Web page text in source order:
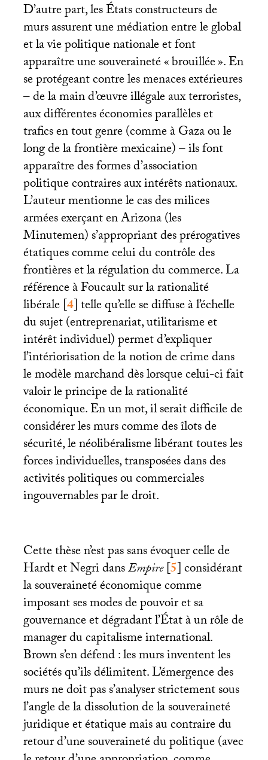
D’autre part, les États constructeurs de
murs assurent une médiation entre le global
et la vie politique nationale et font
apparaître une souveraineté «brouillée». En
se protégeant contre les menaces extérieures
– de la main d’œuvre illégale aux terroristes,
aux différentes économies parallèles et
trafics en tout genre (comme à Gaza ou le
long de la frontière mexicaine) – ils font
apparaître des formes d’association
politique contraires aux intérêts nationaux.
L’auteur mentionne le cas des milices
armées exerçant en Arizona (les
Minutemen) s’appropriant des prérogatives
étatiques comme celui du contrôle des
frontières et la régulation du commerce. La
référence à Foucault sur la rationalité
libérale[4]telle qu’elle se diffuse à l’échelle
du sujet (entreprenariat, utilitarisme et
intérêt individuel) permet d’expliquer
l’intériorisation de la notion de crime dans
le modèle marchand dès lorsque celui-ci fait
valoir le principe de la rationalité
économique. En un mot, il serait difficile de
considérer les murs comme des îlots de
sécurité, le néolibéralisme libérant toutes les
forces individuelles, transposées dans des
activités politiques ou commerciales
ingouvernables par le droit.
Cette thèse n’est pas sans évoquer celle de
Hardt et Negri dansEmpire[5]considérant
la souveraineté économique comme
imposant ses modes de pouvoir et sa
gouvernance et dégradant l’État à un rôle de
manager du capitalisme international.
Brown s’en défend : les murs inventent les
sociétés qu’ils délimitent. L’émergence des
murs ne doit pas s’analyser strictement sous
l’angle de la dissolution de la souveraineté
juridique et étatique mais au contraire du
retour d’une souveraineté du politique (avec